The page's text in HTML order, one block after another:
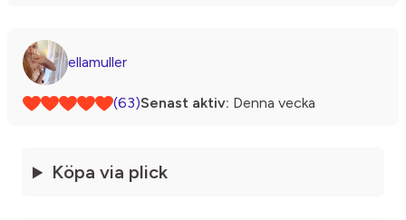
ellamuller
(63)Senast aktiv: Denna vecka
Köpa via plick